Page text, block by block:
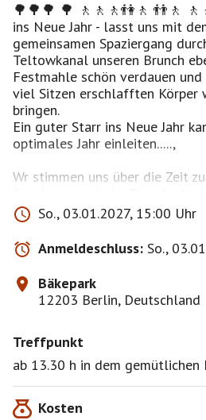
🌳🌳🌳 🌳 🚶🚶🚶👫🚶 👬🚶
ins Neue Jahr - lasst uns mit
gemeinsamen Spaziergang
Teltowkanal unseren Brunch
Festmahle schön verdauen
viel Sitzen erschlafften Körper
bringen.
Ein guter Starr ins Neue Jahr
optimales Jahr einleiten.....,
Wr stimmen uns über die Zeit
Spaziergangs beim Brunch ab
schon vor 14.30 Uhr losgehen
zeitig duster...)
Auch Nicht-Bruncher KÖNNEN
einfach ins Lokal am
dann auf der Pinnwand)
Heimfahrt an
- Busse / S/U-Bahn Rathaus
zum 11er Bus, ab
So., 03.01.2027, 15:00 Uhr
Anmeldeschluss: So.,
Bäkepark
12203 Berlin, Deutschland
Treffpunkt
ab 13.30 h in dem gemütlichen
Kosten